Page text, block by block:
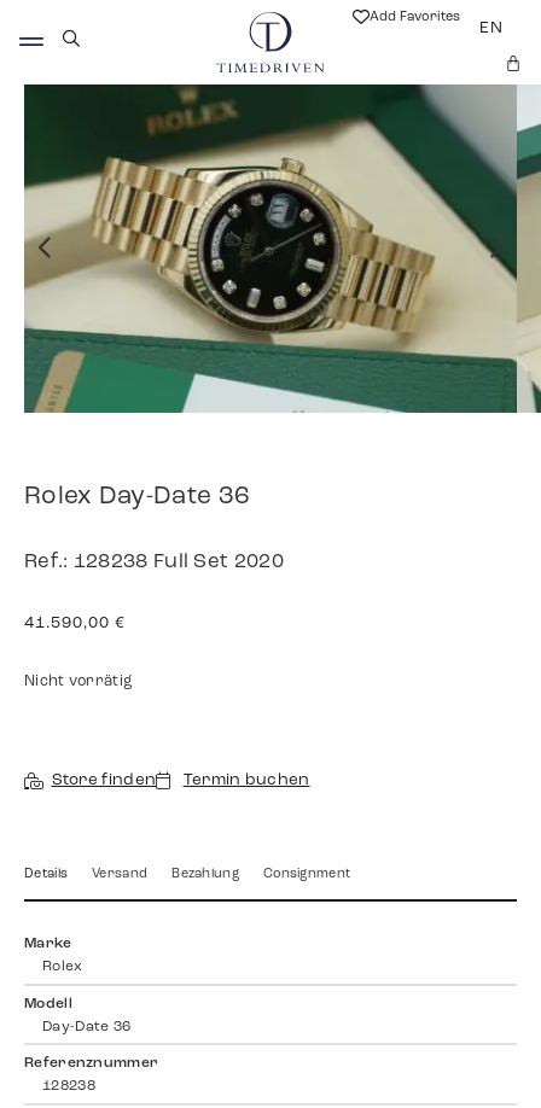
Add Favorites
EN
Rolex Day-Date 36
Ref.: 128238 Full Set 2020
41.590,00 €
Nicht vorrätig
Store finden Termin buchen
Details Versand Bezahlung Consignment
Marke
Rolex
Modell
Day-Date 36
Referenznummer
128238